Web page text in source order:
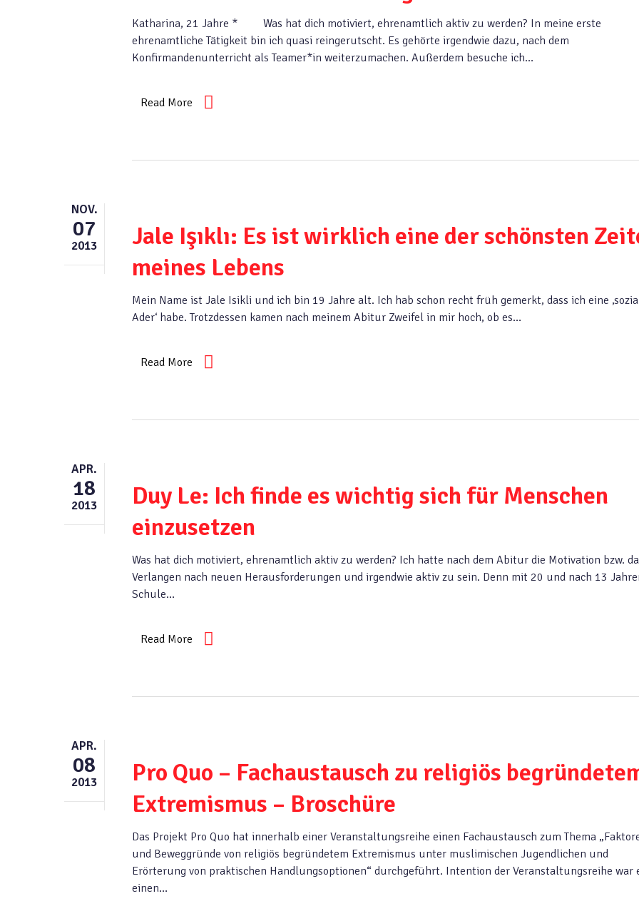
Katharina, 21 Jahre * Was hat dich motiviert, ehrenamtlich aktiv zu werden? In meine erste
ehrenamtliche Tätigkeit bin ich quasi reingerutscht. Es gehörte irgendwie dazu, nach dem
Konfirmandenunterricht als Teamer*in weiterzumachen. Außerdem besuche ich…
Read More
NOV.
07
2013
Jale Işıklı: Es ist wirklich eine der schönsten
meines Lebens
Mein Name ist Jale Isikli und ich bin 19 Jahre alt. Ich hab schon recht früh gemerkt, dass ich eine
Ader‘ habe. Trotzdessen kamen nach meinem Abitur Zweifel in mir hoch, ob es…
Read More
APR.
18
2013
Duy Le: Ich finde es wichtig sich für Menschen
einzusetzen
Was hat dich motiviert, ehrenamtlich aktiv zu werden? Ich hatte nach dem Abitur die Motivation bzw.
Verlangen nach neuen Herausforderungen und irgendwie aktiv zu sein. Denn mit 20 und nach 13
Schule…
Read More
APR.
08
2013
Pro Quo – Fachaustausch zu religiös
Extremismus – Broschüre
Das Projekt Pro Quo hat innerhalb einer Veranstaltungsreihe einen Fachaustausch zum Thema
und Beweggründe von religiös begründetem Extremismus unter muslimischen Jugendlichen und
Erörterung von praktischen Handlungsoptionen“ durchgeführt. Intention der Veranstaltungsreihe war
einen…